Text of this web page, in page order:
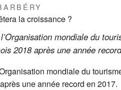
mondiale du
2018 après une année
mondiale du
une année record en 2017.